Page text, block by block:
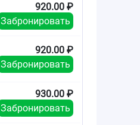
920.00 ₽
Забронировать
920.00 ₽
Забронировать
930.00 ₽
Забронировать